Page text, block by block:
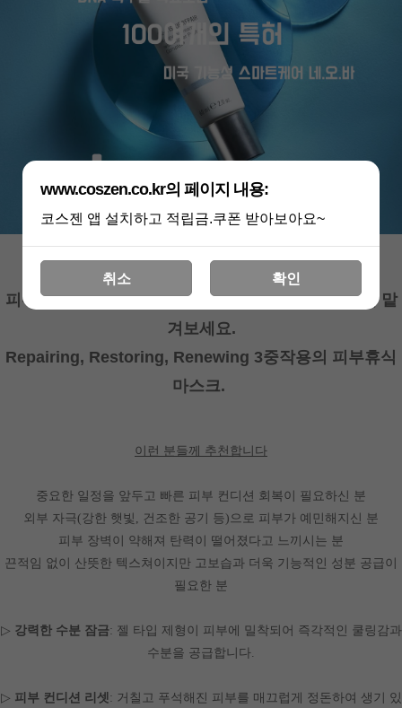
피부 컨디션 리셋! 네오바의 특별한 코퍼 펩타이드에 맡
겨보세요.
Repairing, Restoring, Renewing 3중작용의 피부휴식
마스크.
이런 분들께 추천합니다
중요한 일정을 앞두고 빠른 피부 컨디션 회복이 필요하신 분
외부 자극(강한 햇빛, 건조한 공기 등)으로 피부가 예민해지신 분
피부 장벽이 약해져 탄력이 떨어졌다고 느끼시는 분
끈적임 없이 산뜻한 텍스쳐이지만 고보습과 더욱 기능적인 성분 공급이
필요한 분
▷ 강력한 수분 잠금: 젤 타입 제형이 피부에 밀착되어 즉각적인 쿨링감과
수분을 공급합니다.
▷ 피부 컨디션 리셋: 거칠고 푸석해진 피부를 매끄럽게 정돈하여 생기 있
www.coszen.co.kr의 페이지 내용:
코스젠 앱 설치하고 적립금.쿠폰 받아보아요~
취소 확인